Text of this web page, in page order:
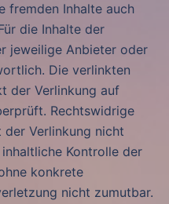
fremden Inhalte auch
die Inhalte der
jeweilige Anbieter oder
Die verlinkten
der Verlinkung auf
Rechtswidrige
Verlinkung nicht
Kontrolle der
konkrete
nicht zumutbar.